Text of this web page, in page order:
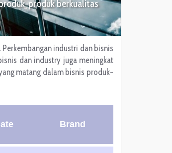
produk berkualitas
industri dan bisnis
dan industry juga meningkat
matang dalam bisnis produk-
Brand